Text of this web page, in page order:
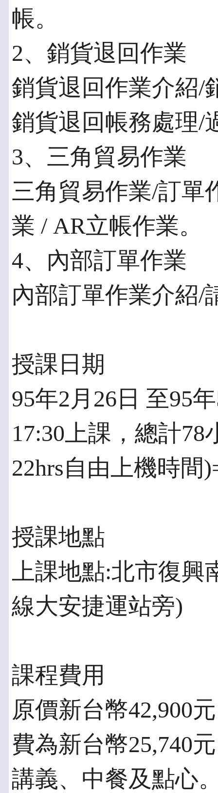
帳。
2、銷貨退回作業
銷貨退回作業介紹/
銷貨退回帳務處理/
3、三角貿易作業
三角貿易作業/訂單
業 / AR立帳作業。
4、內部訂單作業
內部訂單作業介紹/
授課日期
95年2月26日 至95
17:30上課，總計
22hrs自由上機時間
授課地點
上課地點:北市復
線大安捷運站旁)
課程費用
原價新台幣42,900
費為新台幣25,740
講義、中餐及點心